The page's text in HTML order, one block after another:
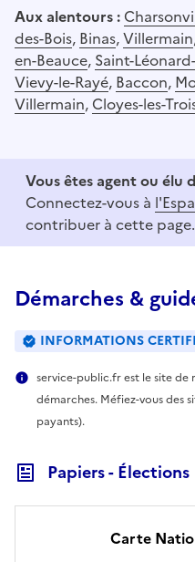
Aux alentours :
des-Bois, Binas,Villermain
en-Beauce, Saint-
Vievy-le-Rayé, Baccon,
Villermain, Cloyes-les-
Vous êtes agent ou élu
Connectez-vous à
contribuer à cette page.
Démarches &
INFORMATIONS
service-public.fr est le site de
démarches. Méfiez-vous des
payants).
Papiers - Élections
Carte